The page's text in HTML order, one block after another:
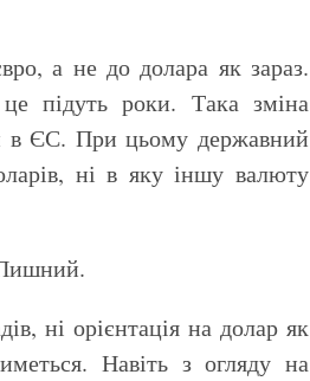
а не до долара як зараз.
підуть роки. Така зміна
в ЄС. При цьому державний
ні в яку іншу валюту
ні орієнтація на долар як
Навіть з огляду на